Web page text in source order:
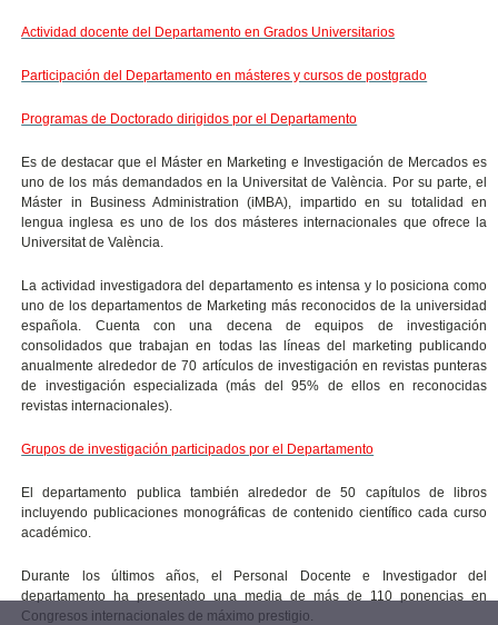
Actividad docente del Departamento en Grados Universitarios
Participación del Departamento en másteres y cursos de postgrado
Programas de Doctorado dirigidos por el Departamento
Es de destacar que el Máster en Marketing e Investigación de Mercados es
uno de los más demandados en la Universitat de València. Por su parte, el
Máster in Business Administration (iMBA), impartido en su totalidad en
lengua inglesa es uno de los dos másteres internacionales que ofrece la
Universitat de València.
La actividad investigadora del departamento es intensa y lo posiciona como
uno de los departamentos de Marketing más reconocidos de la universidad
española. Cuenta con una decena de equipos de investigación
consolidados que trabajan en todas las líneas del marketing publicando
anualmente alrededor de 70 artículos de investigación en revistas punteras
de investigación especializada (más del 95% de ellos en reconocidas
revistas internacionales).
Grupos de investigación participados por el Departamento
El departamento publica también alrededor de 50 capítulos de libros
incluyendo publicaciones monográficas de contenido científico cada curso
académico.
Durante los últimos años, el Personal Docente e Investigador del
departamento ha presentado una media de más de 110 ponencias en
Congresos internacionales de máximo prestigio.